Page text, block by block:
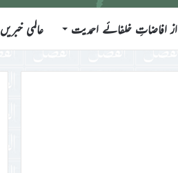
از افاضاتِ خلفائے احمدیت عالمی خبریں